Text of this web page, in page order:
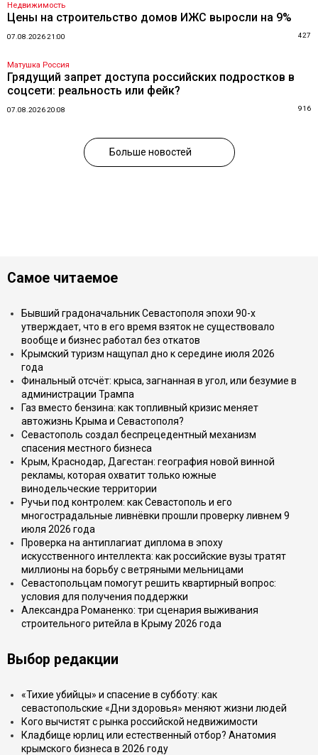
Недвижимость
Цены на строительство домов ИЖС выросли на 9%
07.08.2026 21:00 427
Матушка Россия
Грядущий запрет доступа российских подростков в
соцсети: реальность или фейк?
07.08.2026 20:08 916
Больше новостей
Самое читаемое
Бывший градоначальник Севастополя эпохи 90-х
утверждает, что в его время взяток не существовало
вообще и бизнес работал без откатов
Крымский туризм нащупал дно к середине июля 2026
года
Финальный отсчёт: крыса, загнанная в угол, или безумие в
администрации Трампа
Газ вместо бензина: как топливный кризис меняет
автожизнь Крыма и Севастополя?
Севастополь создал беспрецедентный механизм
спасения местного бизнеса
Крым, Краснодар, Дагестан: география новой винной
рекламы, которая охватит только южные
винодельческие территории
Ручьи под контролем: как Севастополь и его
многострадальные ливнёвки прошли проверку ливнем 9
июля 2026 года
Проверка на антиплагиат диплома в эпоху
искусственного интеллекта: как российские вузы тратят
миллионы на борьбу с ветряными мельницами
Севастопольцам помогут решить квартирный вопрос:
условия для получения поддержки
Александра Романенко: три сценария выживания
строительного ритейла в Крыму 2026 года
Выбор редакции
«Тихие убийцы» и спасение в субботу: как
севастопольские «Дни здоровья» меняют жизни людей
Кого вычистят с рынка российской недвижимости
Кладбище юрлиц или естественный отбор? Анатомия
крымского бизнеса в 2026 году